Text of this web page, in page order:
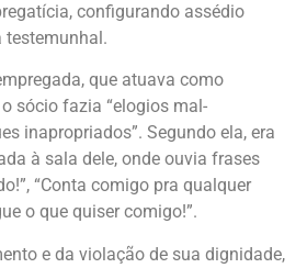
configurando assédio
testemunhal.
que atuava como
sócio fazia “elogios mal-
inapropriados”. Segundo ela, era
à sala dele, onde ouvia frases
“Conta comigo pra qualquer
o que quiser comigo!”.
e da violação de sua dignidade,